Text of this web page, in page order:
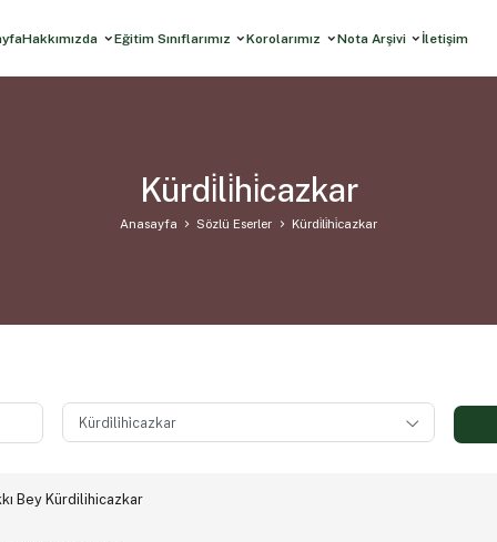
Hakkımızda Eğitim Sınıflarımız Korolarımız Nota Arşivi İletişim
Kürdi̇li̇hi̇cazkar
Anasayfa Sözlü Eserler Kürdi̇li̇hi̇cazkar
Bey Kürdilihicazkar